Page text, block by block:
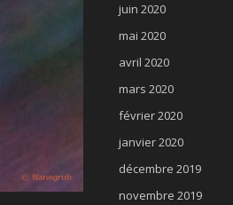
juin 2020
mai 2020
avril 2020
mars 2020
février 2020
janvier 2020
décembre 2019
novembre 2019